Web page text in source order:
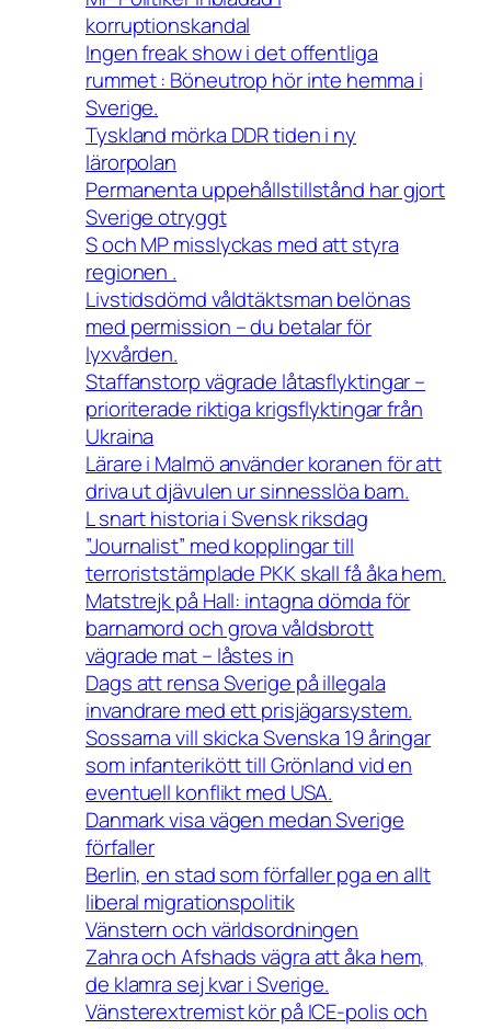
korruptionskandal
Ingen freak show i det offentliga
rummet : Böneutrop hör inte hemma i
Sverige.
Tyskland mörka DDR tiden i ny
lärorpolan
Permanenta uppehållstillstånd har gjort
Sverige otryggt
S och MP misslyckas med att styra
regionen .
Livstidsdömd våldtäktsman belönas
med permission – du betalar för
lyxvården.
Staffanstorp vägrade låtasflyktingar –
prioriterade riktiga krigsflyktingar från
Ukraina
Lärare i Malmö använder koranen för att
driva ut djävulen ur sinnesslöa barn.
L snart historia i Svensk riksdag
”Journalist” med kopplingar till
terroriststämplade PKK skall få åka hem.
Matstrejk på Hall: intagna dömda för
barnamord och grova våldsbrott
vägrade mat – låstes in
Dags att rensa Sverige på illegala
invandrare med ett prisjägarsystem.
Sossarna vill skicka Svenska 19 åringar
som infanterikött till Grönland vid en
eventuell konflikt med USA.
Danmark visa vägen medan Sverige
förfaller
Berlin, en stad som förfaller pga en allt
liberal migrationspolitik
Vänstern och världsordningen
Zahra och Afshads vägra att åka hem,
de klamra sej kvar i Sverige.
Vänsterextremist kör på ICE-polis och